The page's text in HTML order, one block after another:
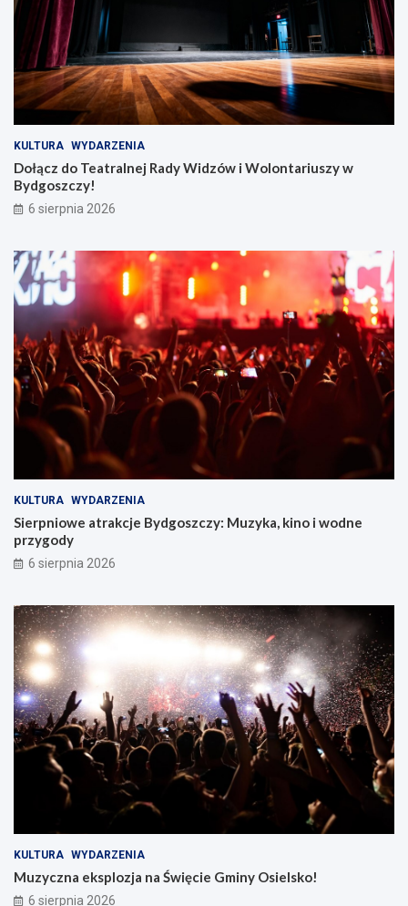
KULTURA WYDARZENIA
Dołącz do Teatralnej Rady Widzów i Wolontariuszy w
Bydgoszczy!
6 sierpnia 2026
KULTURA WYDARZENIA
Sierpniowe atrakcje Bydgoszczy: Muzyka, kino i wodne
przygody
6 sierpnia 2026
KULTURA WYDARZENIA
Muzyczna eksplozja na Święcie Gminy Osielsko!
6 sierpnia 2026